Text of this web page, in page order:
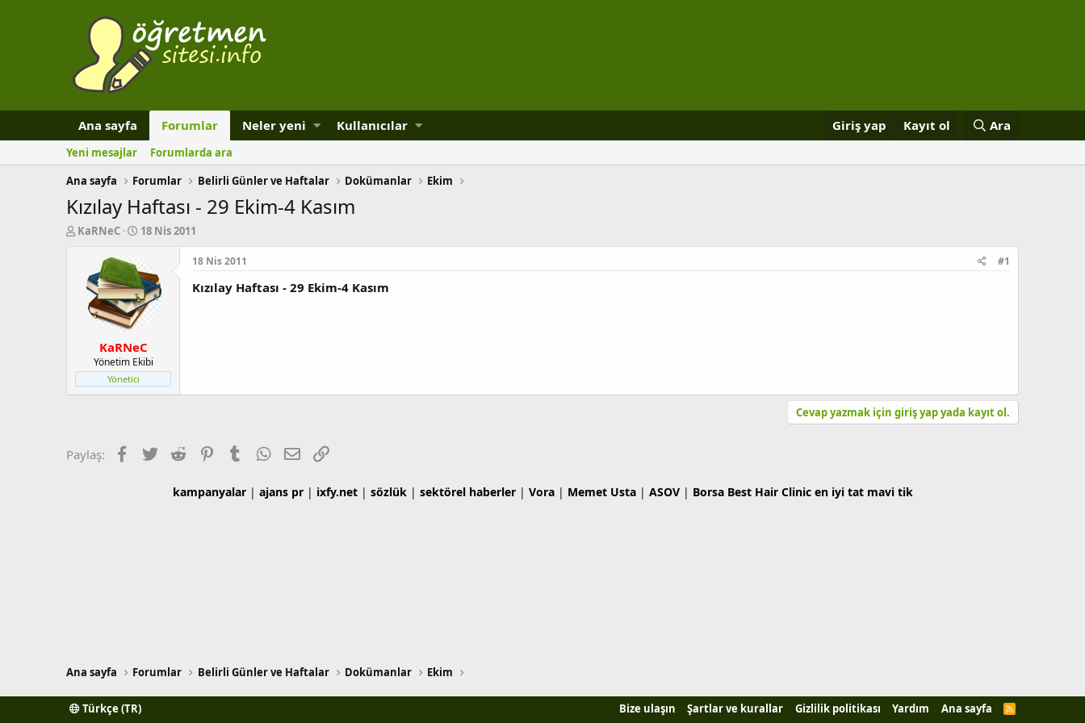
Ana sayfa Forumlar Neler yeni Kullanıcılar Giriş yap Kayıt ol Ara
Yeni mesajlar
Forumlarda ara
Ana sayfa
Forumlar Belirli Günler ve Haftalar Dokümanlar Ekim
Kızılay Haftası - 29 Ekim-4 Kasım
K
l
a
KaRNeC
B
l
a
n
g
ç
t
a
r
18 Nis 2011
KaRNeC
Yönetim Ekibi
Yönetici
18 Nis 2011 #1
Kızılay Haftası - 29 Ekim-4 Kasım
Cevap yazmak için giriş yap yada kayıt ol.
Paylaş: Facebook
TwitterReddit PinterestTumblrWhatsApp
E-postaLink
kampanyalar| ajans pr| ixfy.net| sözlük| sektörel haberler| Vora| Memet Usta| ASOV| Borsa Best Hair Clinic en iyi tat mavi tik
Ana sayfa Forumlar Belirli Günler ve Haftalar Dokümanlar Ekim
Türkçe (TR) Bize ulaşın Şartlar ve kurallar Gizlilik politikası Yardım Ana sayfa
R